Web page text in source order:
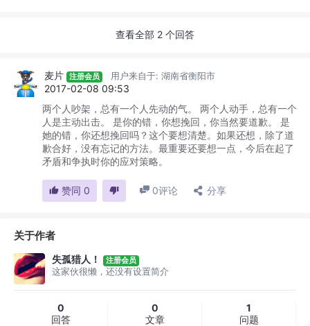
查看全部 2 个回答
麦片 注册会员 用户来自于: 湖南省衡阳市
2017-02-08 09:53
两个人吵架，总有一个人先动的气。 两个人动手，总有一个
人是主动出击。 是你的错，你想挽回，你当然要道歉。 是
她的错，你还想挽回吗？这个要想清楚。如果还想，除了道
歉合好，没有忘记的方法。最重要还要想一点，今后在起了
矛盾和争执时你的应对策略。
赞同 0 0评论 分享
关于作者
失孤猎人！ 注册会员
这家伙很懒，还没有设置简介
0
回答
0
文章
1
问题